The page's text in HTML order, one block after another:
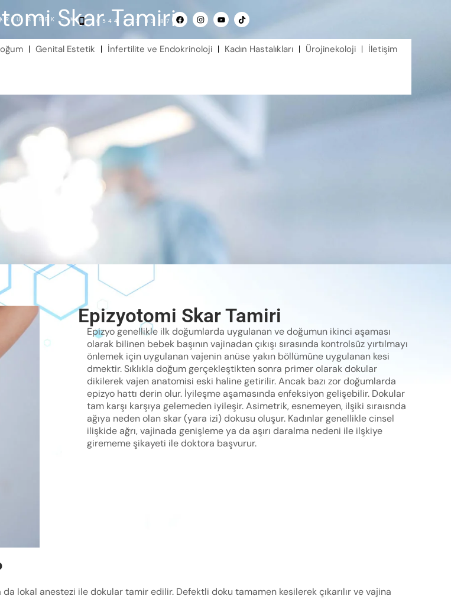
- KADIN HASTALIKLARI VE DOĞUM UZMANI
0544 737 33 87
Genital Estetik İnfertilite ve Endokrinoloji Kadın Hastalıkları Ürojinekoloji İletişim
Skar Tamiri
Epizyotomi Skar Tamiri
Epizyo genellikle ilk doğumlarda uygulanan ve doğumun ikinci aşaması
olarak bilinen bebek başının vajinadan çıkışı sırasında kontrolsüz yırtılmayı
önlemek için uygulanan vajenin anüse yakın böllümüne uygulanan kesi
dmektir. Sıklıkla doğum gerçekleştikten sonra primer olarak dokular
dikilerek vajen anatomisi eski haline getirilir. Ancak bazı zor doğumlarda
epizyo hattı derin olur. İyileşme aşamasında enfeksiyon gelişebilir. Dokular
tam karşı karşıya gelemeden iyileşir. Asimetrik, esnemeyen, ilşiki sıraısnda
ağıya neden olan skar (yara izi) dokusu oluşur. Kadınlar genellikle cinsel
ilişkide ağrı, vajinada genişleme ya da aşırı daralma nedeni ile ilşkiye
girememe şikayeti ile doktora başvurur.
lokal anestezi ile dokular tamir edilir. Defektli doku tamamen kesilerek çıkarılır ve vajina